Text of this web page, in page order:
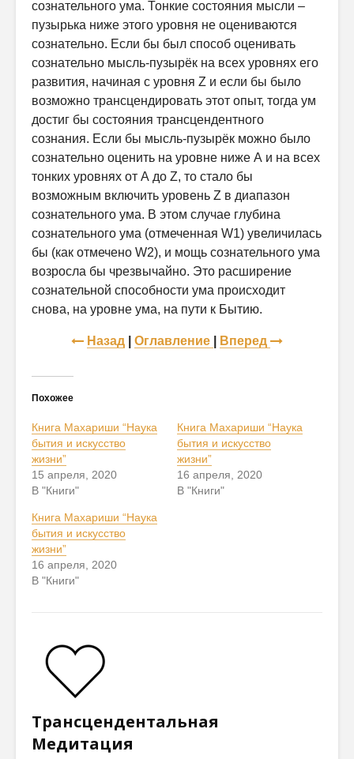
сознательного ума. Тонкие состояния мысли –
пузырька ниже этого уровня не оцениваются
сознательно. Если бы был способ оценивать
сознательно мысль-пузырёк на всех уровнях его
развития, начиная с уровня Z и если бы было
возможно трансцендировать этот опыт, тогда ум
достиг бы состояния трансцендентного
сознания. Если бы мысль-пузырёк можно было
сознательно оценить на уровне ниже А и на всех
тонких уровнях от А до Z, то стало бы
возможным включить уровень Z в диапазон
сознательного ума. В этом случае глубина
сознательного ума (отмеченная W1) увеличилась
бы (как отмечено W2), и мощь сознательного ума
возросла бы чрезвычайно. Это расширение
сознательной способности ума происходит
снова, на уровне ума, на пути к Бытию.
Назад Оглавление Вперед
Похожее
Книга Махариши “Наука
бытия и искусство
жизни”
15 апреля, 2020
В "Книги"
Книга Махариши “Наука
бытия и искусство
жизни”
16 апреля, 2020
В "Книги"
Книга Махариши “Наука
бытия и искусство
жизни”
16 апреля, 2020
В "Книги"
Трансцендентальная
Медитация